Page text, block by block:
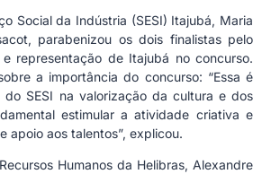
Social da Indústria (SESI) Itajubá, Maria
parabenizou os dois finalistas pelo
representação de Itajubá no concurso.
a importância do concurso: “Essa é
do SESI na valorização da cultura e dos
estimular a atividade criativa e
apoio aos talentos”, explicou.
Humanos da Helibras, Alexandre